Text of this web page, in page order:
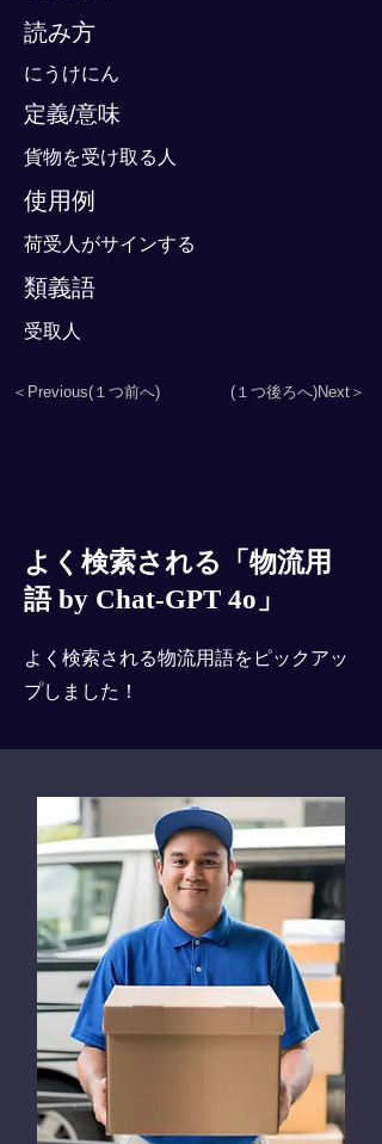
読み方
にうけにん
定義/意味
貨物を受け取る人
使用例
荷受人がサインする
類義語
受取人
＜Previous(１つ前へ) (１つ後ろへ)Next＞
よく検索される「物流用
語 by Chat-GPT 4o」
よく検索される物流用語をピックアッ
プしました！